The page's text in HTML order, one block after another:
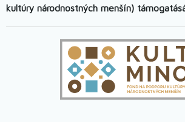
kultúry národnostných menšín)